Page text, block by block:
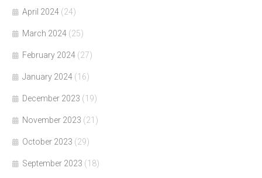
April 2024 (24)
March 2024 (25)
February 2024 (27)
January 2024 (16)
December 2023 (19)
November 2023 (21)
October 2023 (29)
September 2023 (18)